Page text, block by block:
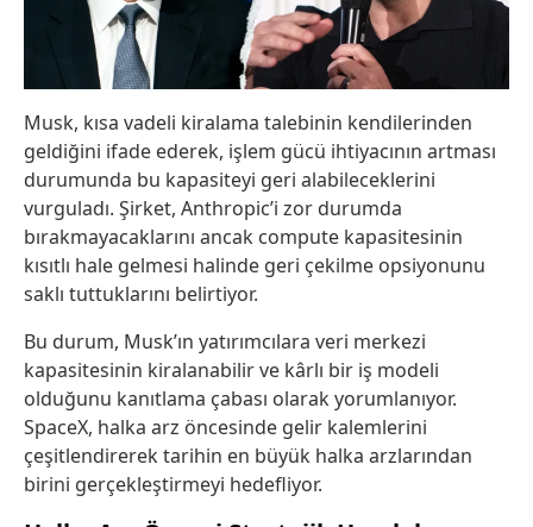
Musk, kısa vadeli kiralama talebinin kendilerinden
geldiğini ifade ederek, işlem gücü ihtiyacının artması
durumunda bu kapasiteyi geri alabileceklerini
vurguladı. Şirket, Anthropic’i zor durumda
bırakmayacaklarını ancak compute kapasitesinin
kısıtlı hale gelmesi halinde geri çekilme opsiyonunu
saklı tuttuklarını belirtiyor.
Bu durum, Musk’ın yatırımcılara veri merkezi
kapasitesinin kiralanabilir ve kârlı bir iş modeli
olduğunu kanıtlama çabası olarak yorumlanıyor.
SpaceX, halka arz öncesinde gelir kalemlerini
çeşitlendirerek tarihin en büyük halka arzlarından
birini gerçekleştirmeyi hedefliyor.